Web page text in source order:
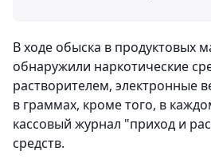
В ходе обыска в продуктовых
обнаружили наркотические
растворителем, электронные
в граммах, кроме того, в
кассовый журнал "приход и
средств.